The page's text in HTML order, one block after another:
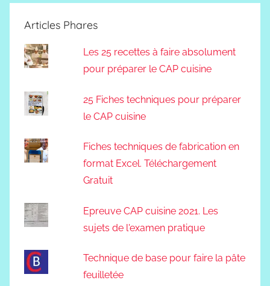
Articles Phares
Les 25 recettes à faire absolument
pour préparer le CAP cuisine
25 Fiches techniques pour préparer
le CAP cuisine
Fiches techniques de fabrication en
format Excel. Téléchargement
Gratuit
Epreuve CAP cuisine 2021. Les
sujets de l'examen pratique
Technique de base pour faire la pâte
feuilletée